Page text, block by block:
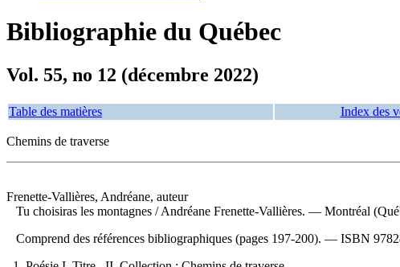
Bibliographie du Québec
Vol. 55, no 12 (décembre 2022)
Table des matières Index des
Chemins de traverse
Frenette-Vallières, Andréane, auteur
Tu choisiras les montagnes / Andréane Frenette-Vallières. — Montréal
Comprend des références bibliographiques (pages 197-200). — ISBN